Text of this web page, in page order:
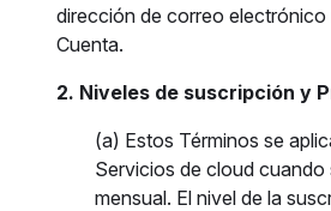
dirección de correo
Cuenta.
2. Niveles de suscripción y
(a) Estos Términos se
Servicios de cloud
mensual. El nivel de la